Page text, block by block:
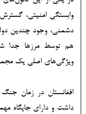
وابستگی امنیتی،
دشمنی، وجود چندین
هم توسط مرزها جدا
ویژگی‌های اصلی یک
افغانستان در زمان
داشت و دارای جایگاه